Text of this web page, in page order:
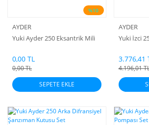
%10
AYDER
Yuki Ayder 250 Eksantrik Mili
0,00 TL
0,00 TL
SEPETE EKLE
AYDER
Yuki İzci
3.776,41
4.196,01